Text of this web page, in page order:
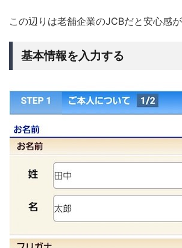
この辺りは老舗企業のJCBだと安心感が
基本情報を入力する